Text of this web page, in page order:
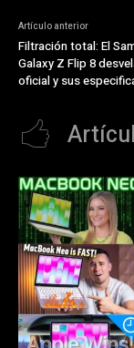
Artículo anterior
Filtración total: El
Galaxy Z Flip 8
oficial y sus